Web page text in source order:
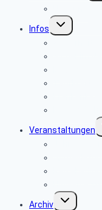
Infos
Untermenü
umschalten
Veranstaltungen
Archiv
Untermenü
umschalten